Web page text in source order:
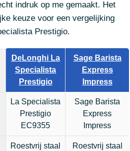
indruk op me gemaakt. Het
keuze voor een vergelijking
Prestigio.
DeLonghi La
Specialista
Prestigio
Sage Barista
Express
Impress
La Specialista
Prestigio
EC9355
Sage Barista
Express
Impress
Roestvrij staal Roestvrij staal